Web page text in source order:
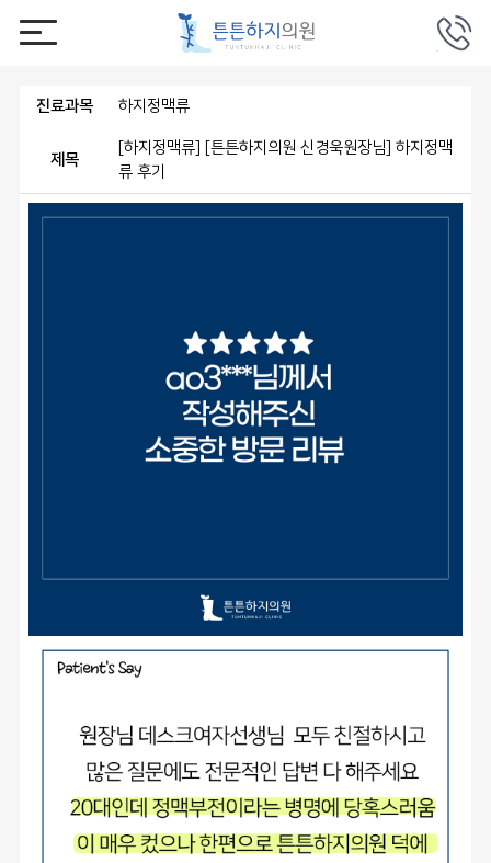
진료과목 하지정맥류
제목
[하지정맥류] [튼튼하지의원 신경욱원장님] 하지정맥
류 후기